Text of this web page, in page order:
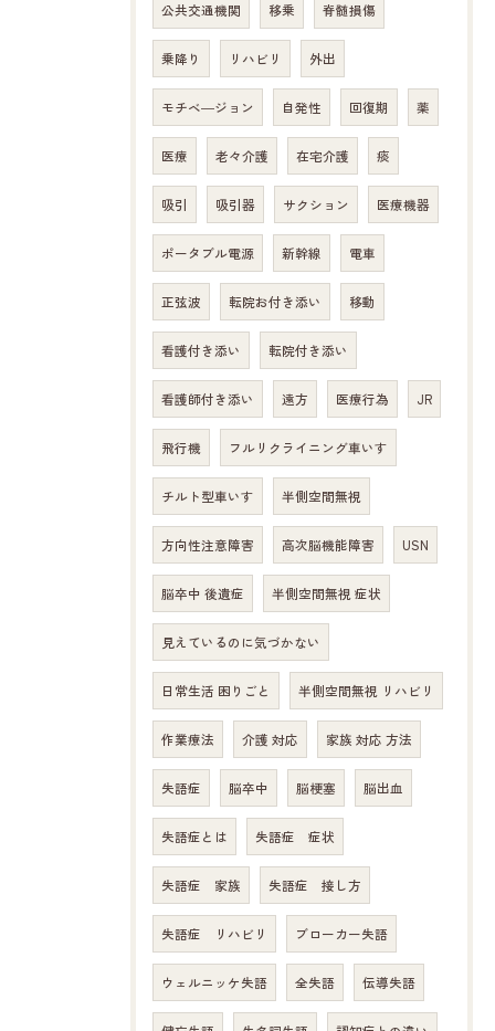
公共交通機関 移乗 脊髄損傷
乗降り リハビリ 外出
モチベ―ジョン 自発性 回復期 薬
医療 老々介護 在宅介護 痰
吸引 吸引器 サクション 医療機器
ポータブル電源 新幹線 電車
正弦波 転院お付き添い 移動
看護付き添い 転院付き添い
看護師付き添い 遠方 医療行為 JR
飛行機 フルリクライニング車いす
チルト型車いす 半側空間無視
方向性注意障害 高次脳機能障害 USN
脳卒中 後遺症 半側空間無視 症状
見えているのに気づかない
日常生活 困りごと 半側空間無視 リハビリ
作業療法 介護 対応 家族 対応 方法
失語症 脳卒中 脳梗塞 脳出血
失語症とは 失語症 症状
失語症 家族 失語症 接し方
失語症 リハビリ ブローカー失語
ウェルニッケ失語 全失語 伝導失語